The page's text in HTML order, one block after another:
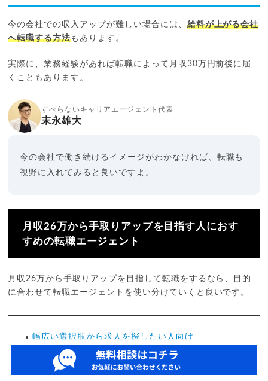
今の会社での収入アップが難しい場合には、 給料が上がる会社
へ転職する方法もあります。
実際に、業務経験があれば転職によって月収30万円前後に届
くこともあります。
すべらないキャリアエージェント代表
末永雄大
今の会社で働き続けるイメージがわかなければ、転職も
視野に入れてみると良いですよ。
月収26万から手取りアップを目指す人におす
すめの転職エージェント
月収26万から手取りアップを目指して転職をするなら、目的
に合わせて転職エージェントを使い分けていくと良いです。
幅広い選択肢から求人を探したい人向け
高年収・管理職の求人を探したい人向け